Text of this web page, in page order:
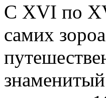
С XVI по
самих